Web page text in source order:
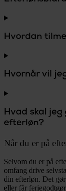
Hvordan
Hvornår vil
Hvad skal jeg
efterløn?
Når du er på
Selvom du er på
omfang drive
din efterløn. Det
eller får